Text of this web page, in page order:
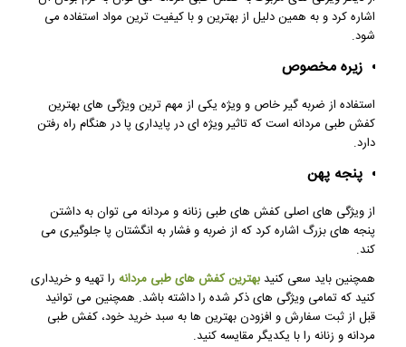
اشاره کرد و به همین دلیل از بهترین و با کیفیت ترین مواد استفاده می
شود.
زیره مخصوص
استفاده از ضربه گیر خاص و ویژه یکی از مهم ترین ویژگی های بهترین
کفش طبی مردانه است که تاثیر ویژه ای در پایداری پا در هنگام راه رفتن
دارد.
پنجه پهن
از ویژگی های اصلی کفش های طبی زنانه و مردانه می توان به داشتن
پنجه های بزرگ اشاره کرد که از ضربه و فشار به انگشتان پا جلوگیری می
کند.
همچنین باید سعی کنید بهترین کفش های طبی مردانهرا تهیه و خریداری
کنید که تمامی ویژگی های ذکر شده را داشته باشد. همچنین می توانید
قبل از ثبت سفارش و افزودن بهترین ها به سبد خرید خود، کفش طبی
مردانه و زنانه را با یکدیگر مقایسه کنید.